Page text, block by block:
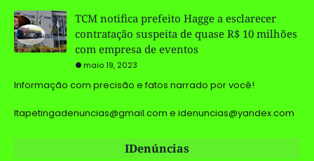
TCM notifica prefeito Hagge a esclarecer
contratação suspeita de quase R$ 10 milhões
com empresa de eventos
maio 19, 2023
Informação com precisão e fatos narrado por você!
Itapetingadenuncias@gmail.com e idenuncias@yandex.com
IDenúncias